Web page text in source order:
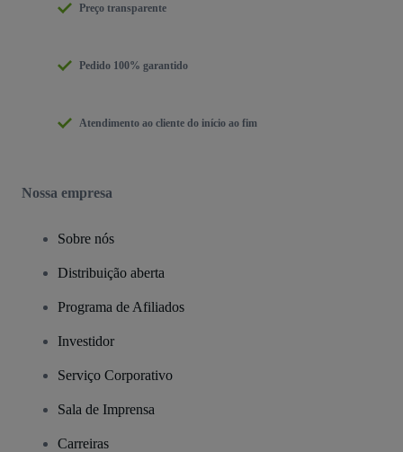
Preço transparente
Pedido 100% garantido
Atendimento ao cliente do início ao fim
Nossa empresa
Sobre nós
Distribuição aberta
Programa de Afiliados
Investidor
Serviço Corporativo
Sala de Imprensa
Carreiras